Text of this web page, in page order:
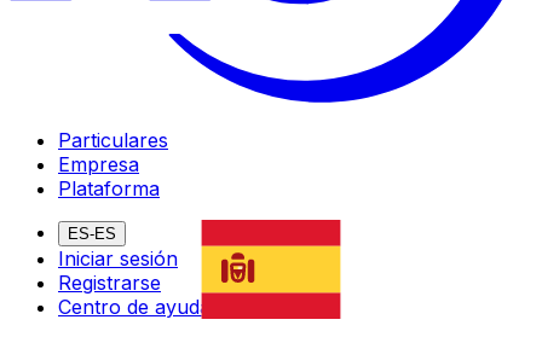
Particulares
Empresa
Plataforma
ES-ES
Iniciar sesión
Registrarse
Centro de ayuda